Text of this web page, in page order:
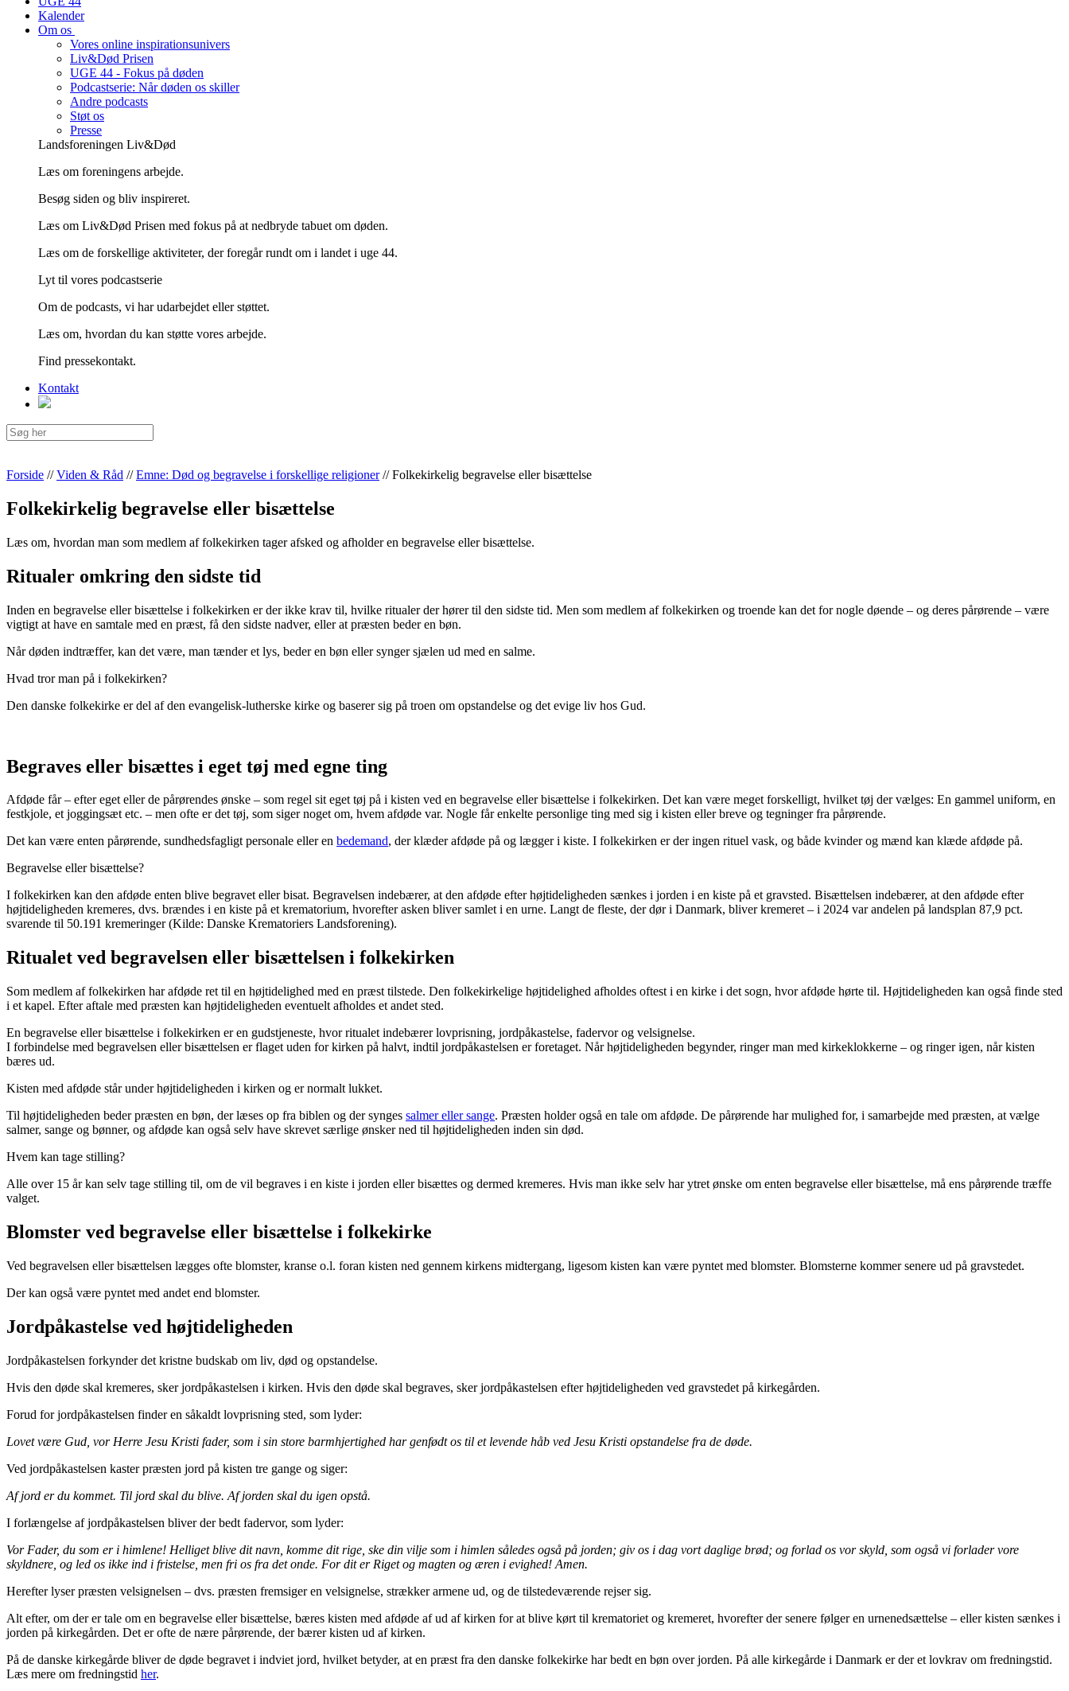
Kalender
Om os
Vores online inspirationsunivers
Liv&Død Prisen
UGE 44 - Fokus på døden
Podcastserie: Når døden os skiller
Andre podcasts
Støt os
Presse
Landsforeningen Liv&Død
Læs om foreningens arbejde.
Besøg siden og bliv inspireret.
Læs om Liv&Død Prisen med fokus på at nedbryde tabuet om døden.
Læs om de forskellige aktiviteter, der foregår rundt om i landet i uge 44.
Lyt til vores podcastserie
Om de podcasts, vi har udarbejdet eller støttet.
Læs om, hvordan du kan støtte vores arbejde.
Find pressekontakt.
Kontakt
Forside //Viden & Råd //Emne: Død og begravelse i forskellige religioner//Folkekirkelig begravelse eller bisættelse
Folkekirkelig begravelse eller bisættelse
Læs om, hvordan man som medlem af folkekirken tager afsked og afholder en begravelse eller bisættelse.
Ritualer omkring den sidste tid
Inden en begravelse eller bisættelse i folkekirken er der ikke krav til, hvilke ritualer der hører til den sidste tid. Men som medlem af folkekirken og troende kan det for nogle døende – og deres pårørende – være
vigtigt at have en samtale med en præst, få den sidste nadver, eller at præsten beder en bøn.
Når døden indtræffer, kan det være, man tænder et lys, beder en bøn eller synger sjælen ud med en salme.
Hvad tror man på i folkekirken?
Den danske folkekirke er del af den evangelisk-lutherske kirke og baserer sig på troen om opstandelse og det evige liv hos Gud.
Begraves eller bisættes i eget tøj med egne ting
Afdøde får – efter eget eller de pårørendes ønske – som regel sit eget tøj på i kisten ved en begravelse eller bisættelse i folkekirken. Det kan være meget forskelligt, hvilket tøj der vælges: En gammel uniform, en
festkjole, et joggingsæt etc. – men ofte er det tøj, som siger noget om, hvem afdøde var. Nogle får enkelte personlige ting med sig i kisten eller breve og tegninger fra pårørende.
Det kan være enten pårørende, sundhedsfagligt personale eller en bedemand, der klæder afdøde på og lægger i kiste. I folkekirken er der ingen rituel vask, og både kvinder og mænd kan klæde afdøde på.
Begravelse eller bisættelse?
I folkekirken kan den afdøde enten blive begravet eller bisat. Begravelsen indebærer, at den afdøde efter højtideligheden sænkes i jorden i en kiste på et gravsted. Bisættelsen indebærer, at den afdøde efter
højtideligheden kremeres, dvs. brændes i en kiste på et krematorium, hvorefter asken bliver samlet i en urne. Langt de fleste, der dør i Danmark, bliver kremeret – i 2024 var andelen på landsplan 87,9 pct.
svarende til 50.191 kremeringer (Kilde: Danske Krematoriers Landsforening).
Ritualet ved begravelsen eller bisættelsen i folkekirken
Som medlem af folkekirken har afdøde ret til en højtidelighed med en præst tilstede. Den folkekirkelige højtidelighed afholdes oftest i en kirke i det sogn, hvor afdøde hørte til. Højtideligheden kan også finde sted
i et kapel. Efter aftale med præsten kan højtideligheden eventuelt afholdes et andet sted.
En begravelse eller bisættelse i folkekirken er en gudstjeneste, hvor ritualet indebærer lovprisning, jordpåkastelse, fadervor og velsignelse.
I forbindelse med begravelsen eller bisættelsen er flaget uden for kirken på halvt, indtil jordpåkastelsen er foretaget. Når højtideligheden begynder, ringer man med kirkeklokkerne – og ringer igen, når kisten
bæres ud.
Kisten med afdøde står under højtideligheden i kirken og er normalt lukket.
Til højtideligheden beder præsten en bøn, der læses op fra biblen og der synges salmer eller sange. Præsten holder også en tale om afdøde. De pårørende har mulighed for, i samarbejde med præsten, at vælge
salmer, sange og bønner, og afdøde kan også selv have skrevet særlige ønsker ned til højtideligheden inden sin død.
Hvem kan tage stilling?
Alle over 15 år kan selv tage stilling til, om de vil begraves i en kiste i jorden eller bisættes og dermed kremeres. Hvis man ikke selv har ytret ønske om enten begravelse eller bisættelse, må ens pårørende træffe
valget.
Blomster ved begravelse eller bisættelse i folkekirke
Ved begravelsen eller bisættelsen lægges ofte blomster, kranse o.l. foran kisten ned gennem kirkens midtergang, ligesom kisten kan være pyntet med blomster. Blomsterne kommer senere ud på gravstedet.
Der kan også være pyntet med andet end blomster.
Jordpåkastelse ved højtideligheden
Jordpåkastelsen forkynder det kristne budskab om liv, død og opstandelse.
Hvis den døde skal kremeres, sker jordpåkastelsen i kirken. Hvis den døde skal begraves, sker jordpåkastelsen efter højtideligheden ved gravstedet på kirkegården.
Forud for jordpåkastelsen finder en såkaldt lovprisning sted, som lyder:
Lovet være Gud, vor Herre Jesu Kristi fader, som i sin store barmhjertighed har genfødt os til et levende håb ved Jesu Kristi opstandelse fra de døde.
Ved jordpåkastelsen kaster præsten jord på kisten tre gange og siger:
Af jord er du kommet. Til jord skal du blive. Af jorden skal du igen opstå.
I forlængelse af jordpåkastelsen bliver der bedt fadervor, som lyder:
Vor Fader, du som er i himlene! Helliget blive dit navn, komme dit rige, ske din vilje som i himlen således også på jorden; giv os i dag vort daglige brød; og forlad os vor skyld, som også vi forlader vore
skyldnere, og led os ikke ind i fristelse, men fri os fra det onde. For dit er Riget og magten og æren i evighed! Amen.
Herefter lyser præsten velsignelsen – dvs. præsten fremsiger en velsignelse, strækker armene ud, og de tilstedeværende rejser sig.
Alt efter, om der er tale om en begravelse eller bisættelse, bæres kisten med afdøde af ud af kirken for at blive kørt til krematoriet og kremeret, hvorefter der senere følger en urnenedsættelse – eller kisten sænkes i
jorden på kirkegården. Det er ofte de nære pårørende, der bærer kisten ud af kirken.
På de danske kirkegårde bliver de døde begravet i indviet jord, hvilket betyder, at en præst fra den danske folkekirke har bedt en bøn over jorden. På alle kirkegårde i Danmark er der et lovkrav om fredningstid.
Læs mere om fredningstid her.